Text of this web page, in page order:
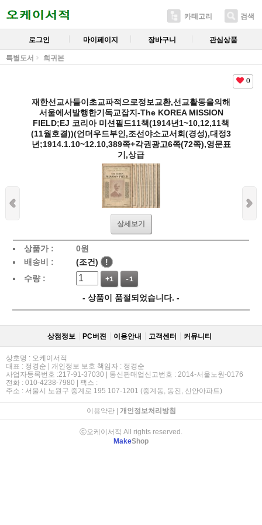
카테고리 검색
로그인 마이페이지 장바구니 관심상품
특별도서 희귀본
0
재한선교사들이초교파적으로정보교환,선교활동을의해
서울에서발행한기독교잡지-The KOREA MISSION
FIELD;EJ 코리아 미션필드11책(1914년1~10,12,11책
(11월호결))(언더우드부인,조선야소교서회(경성),대정3
년;1914.1.10~12.10,389쪽+각권광고6쪽(72쪽),영문표
기,상급
상세보기
상품가 : 0원
배송비 :
(조건)
!
수량 :
+1 -1
- 상품이 품절되었습니다. -
상점정보 PC버젼 이용안내 고객센터 커뮤니티
상호명 : 오케이서적
대표 : 정경순 | 개인정보 보호 책임자 : 정경순
사업자등록번호 :217-91-37030 | 통신판매업신고번호 : 2014-서울노원-0176
전화 : 010-4238-7980 | 팩스 :
주소 : 서울시 노원구 중계로 195 107-1201 (중계동, 동진, 신안아파트)
이용약관| 개인정보처리방침
ⓒ오케이서적 All rights reserved.
MakeShop